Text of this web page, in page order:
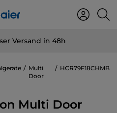
Versand in 48h
Multi
Door
HCR79F18CHMB
Multi Door